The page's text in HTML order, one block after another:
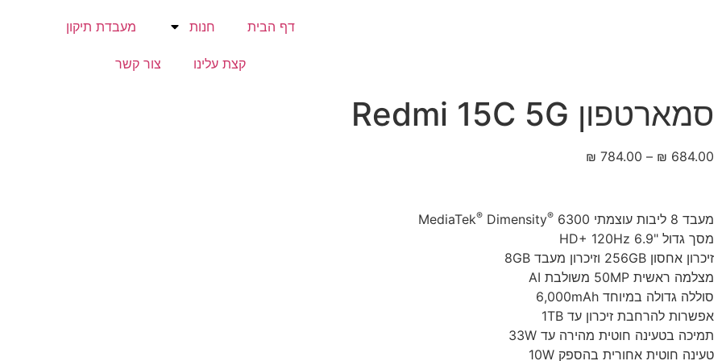
דף הבית חנות מעבדת תיקון
קצת עלינו צור קשר
סמארטפון Redmi 15C 5G
₪ 684.00
–
₪ 784.00
מעבד 8 ליבות עוצמתי MediaTek ® Dimensity® 6300
מסך גדול "6.9 HD+ 120Hz
זיכרון אחסון 256GB וזיכרון מעבד 8GB
מצלמה ראשית 50MP משולבת AI
סוללה גדולה במיוחד 6,000mAh
אפשרות להרחבת זיכרון עד 1TB
תמיכה בטעינה חוטית מהירה עד 33W
טעינה חוטית אחורית בהספק 10W